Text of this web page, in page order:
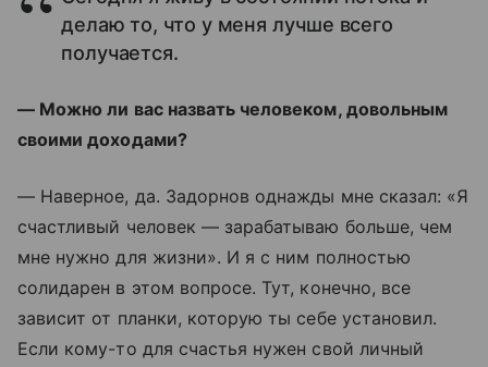
делаю то, что у меня лучше всего
получается.
— Можно ли вас назвать человеком, довольным
своими доходами?
— Наверное, да. Задорнов однажды мне сказал: «Я
счастливый человек — зарабатываю больше, чем
мне нужно для жизни». И я с ним полностью
солидарен в этом вопросе. Тут, конечно, все
зависит от планки, которую ты себе установил.
Если кому-то для счастья нужен свой личный